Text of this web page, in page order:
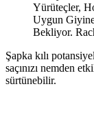
Yürüteçler,
Uygun
Bekliyor.
Şapka kılı
saçınızı nemden
sürtünebilir.